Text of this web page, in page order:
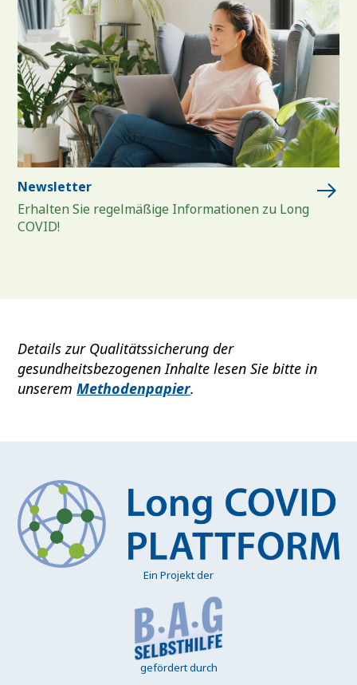
Newsletter
Erhalten Sie regelmäßige Informationen zu Long
COVID!
Details zur Qualitätssicherung der
gesundheitsbezogenen Inhalte lesen Sie bitte in
unseremMethodenpapier.
Ein Projekt der
gefördert durch